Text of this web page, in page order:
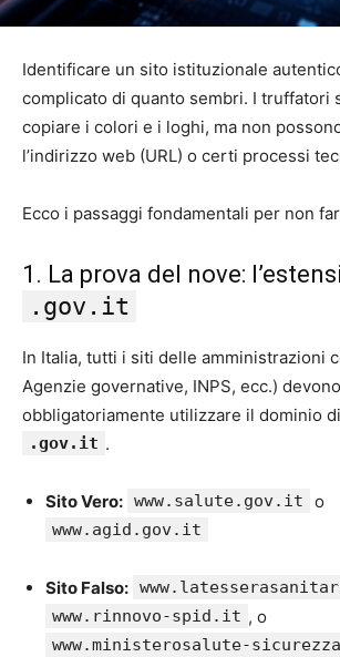
Identificare un sito istituzionale
complicato di quanto sembri. I truffatori
copiare i colori e i loghi, ma non
l’indirizzo web (URL) o certi processi
Ecco i passaggi fondamentali per non
1. La prova del nove:
.gov.it
In Italia, tutti i siti delle amministrazioni
Agenzie governative, INPS, ecc.) devono
obbligatoriamente utilizzare il dominio
.gov.it .
Sito Vero: www.salute.gov.it o
www.agid.gov.it
Sito Falso:
www.rinnovo-spid.it , o
www.ministerosalute-